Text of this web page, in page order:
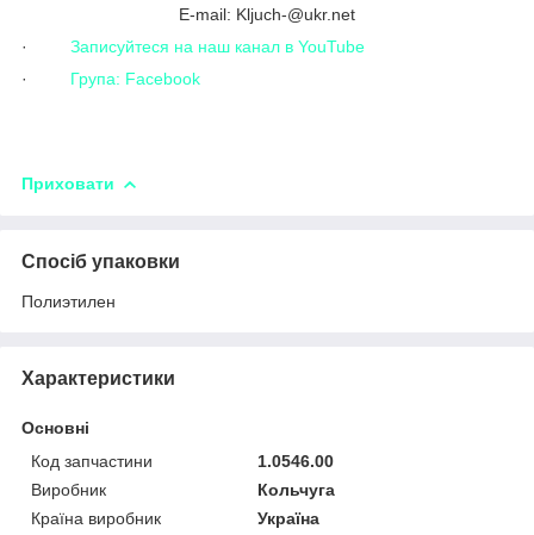
Е-mail: Kljuch-@ukr.net
· Записуйтеся на наш канал в YouTube
· Група: Facebook
Приховати
Спосіб упаковки
Полиэтилен
Характеристики
Основні
Код запчастини
1.0546.00
Виробник
Кольчуга
Країна виробник
Україна